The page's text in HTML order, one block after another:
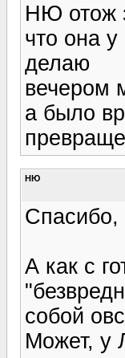
НЮ отож
что она
делаю
вечером
а было
НЮ
Спасибо,
А как с
собой
Может, у